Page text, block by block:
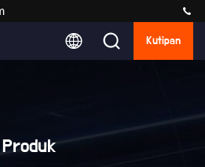
Kutipan
Produk